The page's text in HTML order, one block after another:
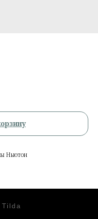
Ньютон
Tilda